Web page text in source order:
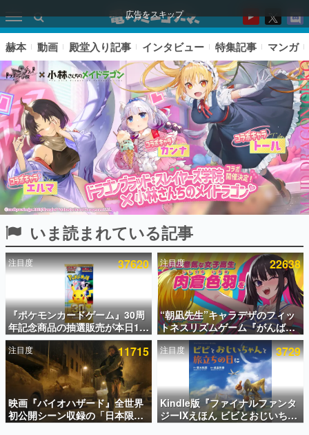
広告をスキップ
ピックアップ
電ファミのいま読まれている記事ランキング
アプリセール情報
インタビュー
連載・特集一覧
殿堂入り記事
SNS拡散数が数千以上！ ページビュー数万以上！ などな
ど。多くの人々に読まれた、電ファミ渾身の“殿堂入り”記
事をまとめました。
赫本 動画 殿堂入り記事 インタビュー 特集記事 マンガ
いま読まれている記事
注目度 37620
『ポケモンカードゲーム』30周
年記念商品の抽選販売が本日12
時より開始。拡張パック「30th
CELEBRATION」のボックス
に、「プレミアムデッキセット
エーフィ・ブラッキー」
「FUTURISTIC BOX」の計3商
品
注目度 22638
“朝凪先生”キャラデザのフィッ
トネスリズムゲーム『がんば
れ！チアリズム』Steamストア
ページが公開。キャラクターの
CVは陽向葵ゅかさん
注目度 11715
映画『バイオハザード』全世界
初公開シーン収録の「日本限
定」予告映像が解禁。バイオの
注目度 3729
Kindle版『ファイナルファンタ
ジーIXえほん ビビとおじいちゃ
んと旅立ちの日に』が半額の